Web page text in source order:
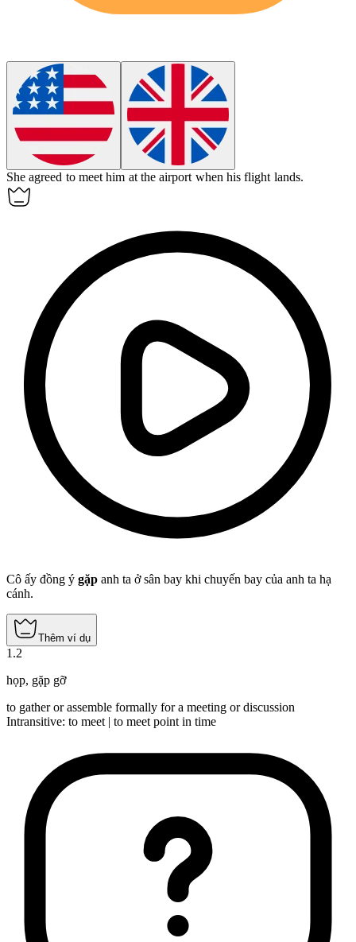
She agreed to meet him at the airport when his flight lands.
Cô ấy đồng ý gặp anh ta ở sân bay khi chuyến bay của anh ta hạ
cánh.
Thêm ví dụ
1 .2
họp, gặp gỡ
to gather or assemble formally for a meeting or discussion
Intransitive: to meet | to meet point in time